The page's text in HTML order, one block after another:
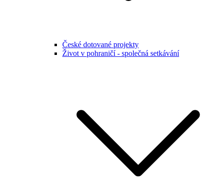
České dotované projekty
Život v pohraničí - společná setkávání